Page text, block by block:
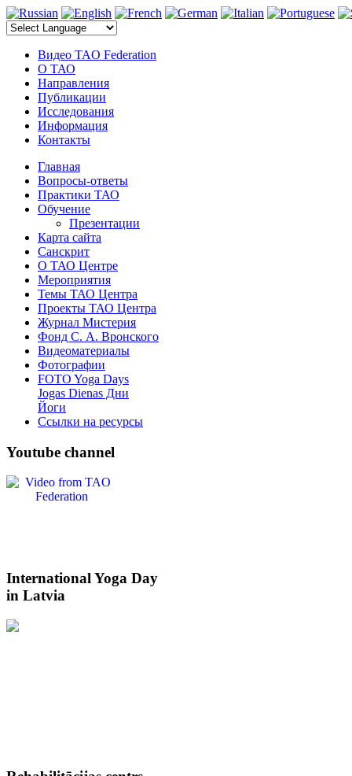
электронные компоненты
Видео TAO Federation
О ТАО
Направления
Публикации
Исследования
Информация
Контакты
Главная
Вопросы-ответы
Практики ТАО
Обучение
Презентации
Карта сайта
Санскрит
О ТАО Центре
Мероприятия
Темы ТАО Центра
Проекты ТАО Центра
Журнал Мистерия
Фонд С. А. Вронского
Видеоматериалы
Фотографии
FOTO Yoga Days
Jogas Dienas Дни
Йоги
Ссылки на ресурсы
Youtube channel
InternationalYoga Day
in Latvia